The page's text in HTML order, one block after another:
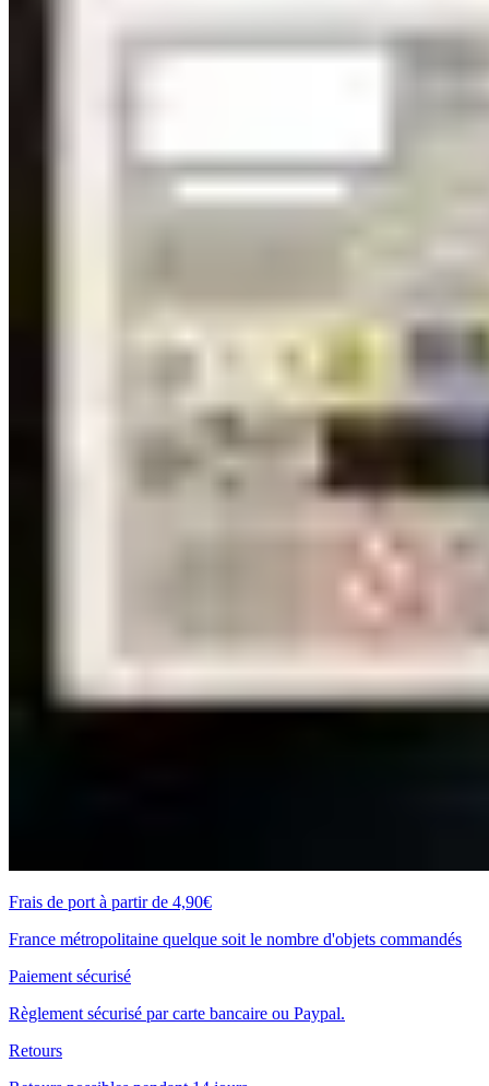
Frais de port à partir de 4,90€
France métropolitaine quelque soit le nombre d'objets commandés
Paiement sécurisé
Règlement sécurisé par carte bancaire ou Paypal.
Retours